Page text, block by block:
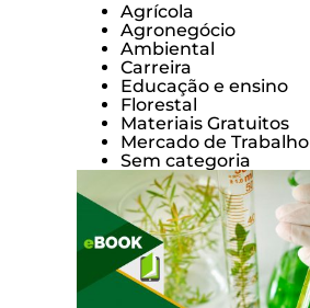
Agrícola
Agronegócio
Ambiental
Carreira
Educação e ensino
Florestal
Materiais Gratuitos
Mercado de Trabalho
Sem categoria